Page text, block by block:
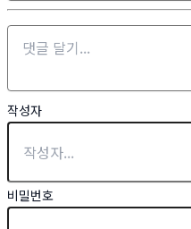
작성자
비밀번호